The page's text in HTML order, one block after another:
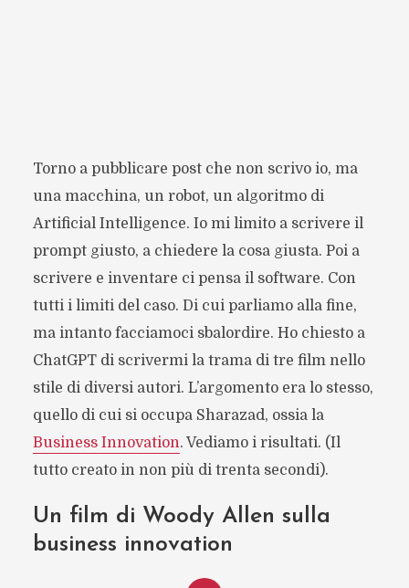
Torno a pubblicare post che non scrivo io, ma
una macchina, un robot, un algoritmo di
Artificial Intelligence. Io mi limito a scrivere il
prompt giusto, a chiedere la cosa giusta. Poi a
scrivere e inventare ci pensa il software. Con
tutti i limiti del caso. Di cui parliamo alla fine,
ma intanto facciamoci sbalordire. Ho chiesto a
ChatGPT di scrivermi la trama di tre film nello
stile di diversi autori. L’argomento era lo stesso,
quello di cui si occupa Sharazad, ossia la
Business Innovation. Vediamo i risultati. (Il
tutto creato in non più di trenta secondi).
Un film di Woody Allen sulla
business innovation